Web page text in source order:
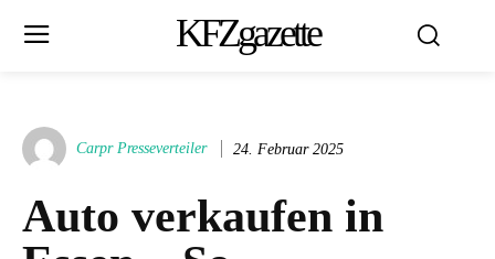
KFZgazette
Carpr Presseverteiler 24. Februar 2025
Auto verkaufen in